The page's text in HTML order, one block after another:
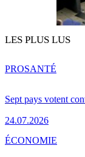
LES PLUS LUS
Sept pays votent
24.07.2026
PROSANTÉ
ÉCONOMIE